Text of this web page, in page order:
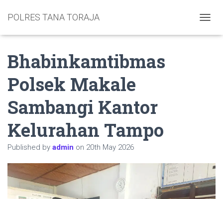
POLRES TANA TORAJA
Bhabinkamtibmas
Polsek Makale
Sambangi Kantor
Kelurahan Tampo
Published by admin on 20th May 2026